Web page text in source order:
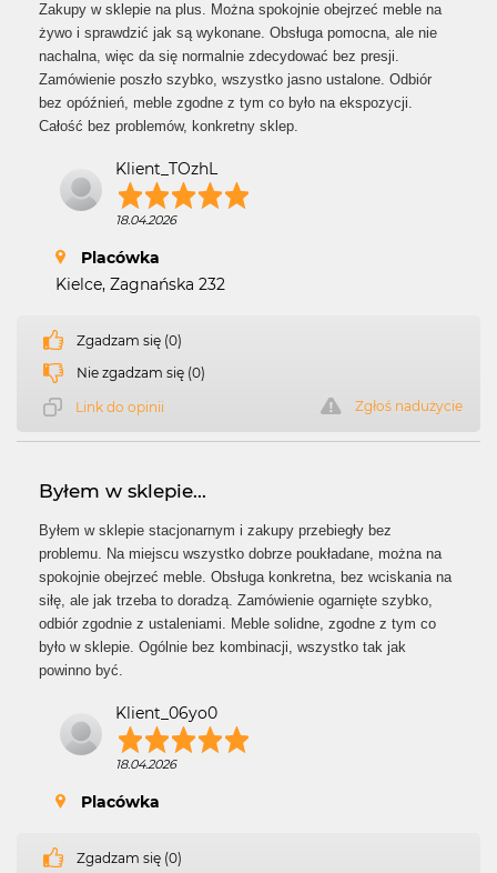
Zakupy w sklepie na plus. Można spokojnie obejrzeć meble na
żywo i sprawdzić jak są wykonane. Obsługa pomocna, ale nie
nachalna, więc da się normalnie zdecydować bez presji.
Zamówienie poszło szybko, wszystko jasno ustalone. Odbiór
bez opóźnień, meble zgodne z tym co było na ekspozycji.
Całość bez problemów, konkretny sklep.
Klient_TOzhL
18.04.2026
Placówka
Kielce, Zagnańska 232
Zgadzam się (0)
Nie zgadzam się (0)
Link do opinii Zgłoś nadużycie
Byłem w sklepie...
Byłem w sklepie stacjonarnym i zakupy przebiegły bez
problemu. Na miejscu wszystko dobrze poukładane, można na
spokojnie obejrzeć meble. Obsługa konkretna, bez wciskania na
siłę, ale jak trzeba to doradzą. Zamówienie ogarnięte szybko,
odbiór zgodnie z ustaleniami. Meble solidne, zgodne z tym co
było w sklepie. Ogólnie bez kombinacji, wszystko tak jak
powinno być.
Klient_06yo0
18.04.2026
Placówka
Zgadzam się (0)